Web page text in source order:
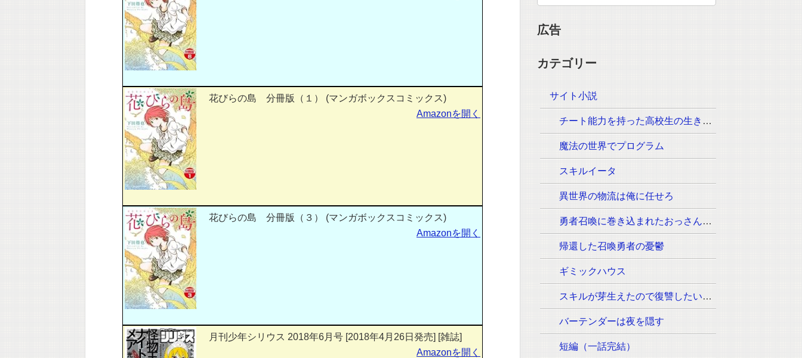
花びらの島 分冊版（１） (マンガボックスコミックス)
Amazonを開く
花びらの島 分冊版（３） (マンガボックスコミックス)
Amazonを開く
月刊少年シリウス 2018年6月号 [2018年4月26日発売] [雑誌]
Amazonを開く
広告
カテゴリー
サイト小説
チート能力を持った高校生の生き残りをかけた長く短い七日間
魔法の世界でプログラム
スキルイータ
異世界の物流は俺に任せろ
勇者召喚に巻き込まれたおっさんはウォッシュの魔法（必須:ウィッシュのポーズ）しか使えません。
帰還した召喚勇者の憂鬱
ギミックハウス
スキルが芽生えたので復讐したいと思います
バーテンダーは夜を隠す
短編（一話完結）